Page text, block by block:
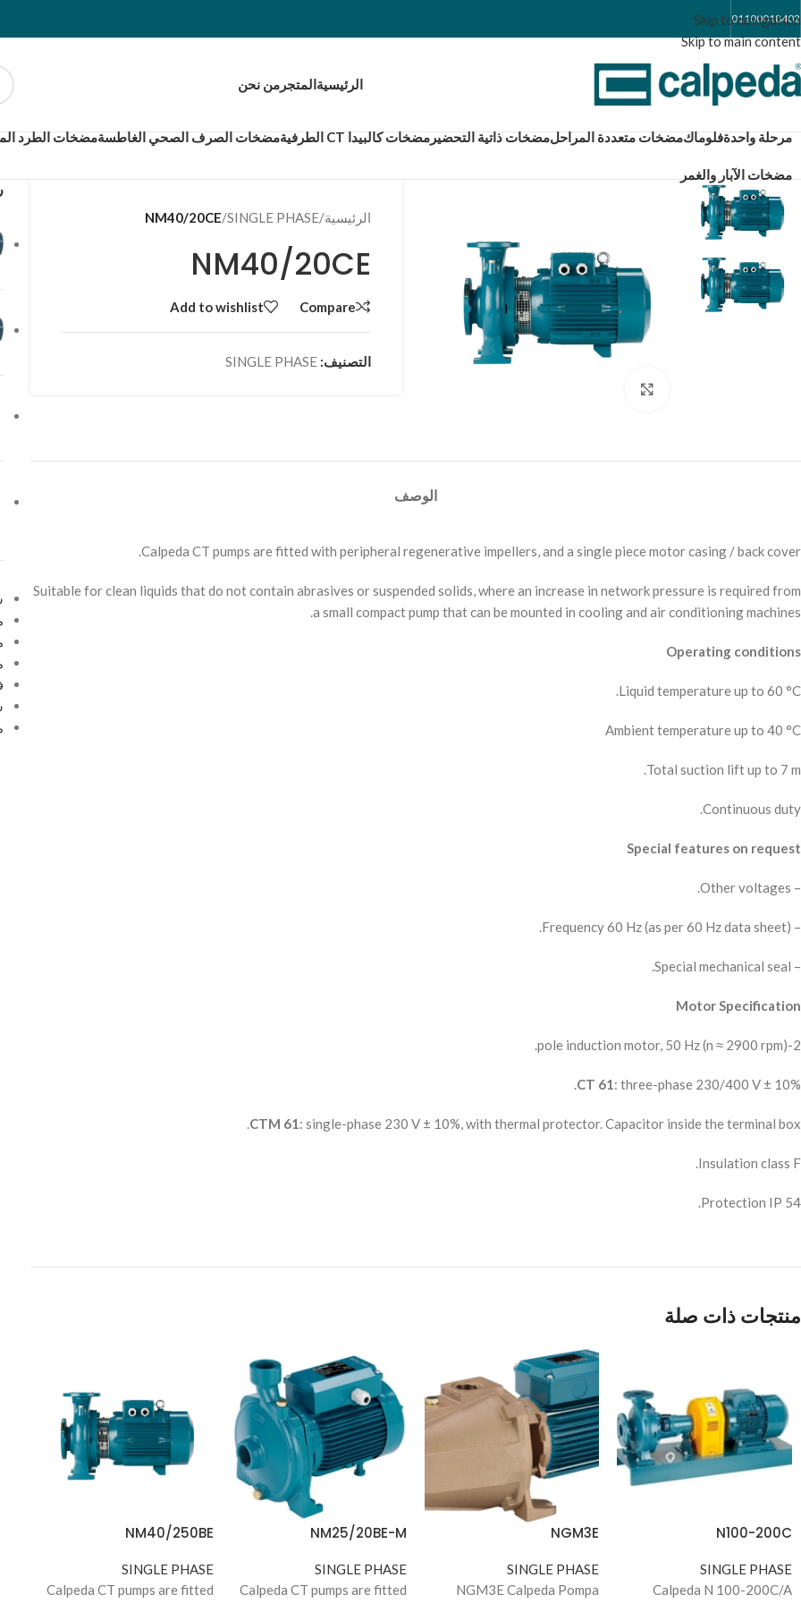
Skip to navigation
Skip to main content
01100018402
الرئيسيةالمتجر من نحن
مرحلة واحدةفلوماكمضخات متعددة المراحلمضخات ذاتية التحضير مضخات كالبيدا CT الطرفية مضخات الصرف الصحي الغاطسةمضخات الطرد
مضخات الآبار والغمر
الرئيسية/
SINGLE PHASE
/
NM40/20CE
NM40/20CE
Compare
Add to wishlist
التصنيف: SINGLE PHASE
الوصف
Calpeda CT pumps are fitted with peripheral regenerative impellers, and a single piece motor casing / back cover.
Suitable for clean liquids that do not contain abrasives or suspended solids, where an increase in network pressure is required from
a small compact pump that can be mounted in cooling and air conditioning machines.
Operating conditions
Liquid temperature up to 60 °C.
Ambient temperature up to 40 °C
Total suction lift up to 7 m.
Continuous duty.
Special features on request
– Other voltages.
– Frequency 60 Hz (as per 60 Hz data sheet).
– Special mechanical seal.
Motor Specification
2-pole induction motor, 50 Hz (n ≈ 2900 rpm).
CT 61: three-phase 230/400 V ± 10%.
CTM 61: single-phase 230 V ± 10%, with thermal protector. Capacitor inside the terminal box.
Insulation class F.
Protection IP 54.
منتجات ذات صلة
N100-200C
SINGLE PHASE
Calpeda N 100-200C/A
NGM3E
SINGLE PHASE
NGM3E Calpeda Pompa
NM25/20BE-M
SINGLE PHASE
Calpeda CT pumps are fitted
NM40/250BE
SINGLE PHASE
Calpeda CT pumps are fitted